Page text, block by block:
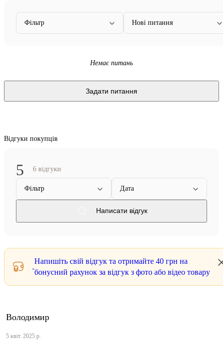
Фільтр Нові питання
Немає питань
Задати питання
Відгуки покупців
5 6 відгуки
Фільтр Дата
Написати відгук
Напишіть свій відгук та отримайте 40 грн на
бонусний рахунок за відгук з фото або відео товару
Володимир
5 квіт. 2025 р.